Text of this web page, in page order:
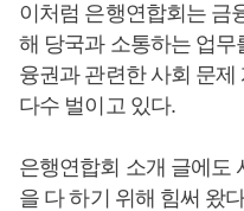
이처럼 은행연합회는 금
해 당국과 소통하는 업
융권과 관련한 사회 문
다수 벌이고 있다.
은행연합회 소개 글에도
을 다 하기 위해 힘써 왔